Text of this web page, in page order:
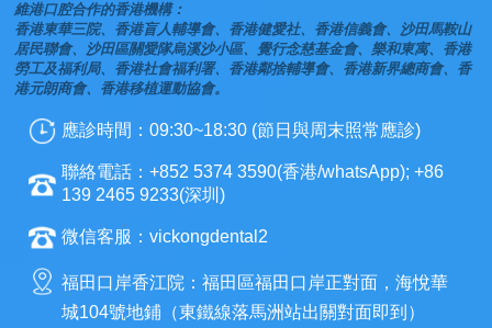
維港口腔合作的香港機構：
香港東華三院、香港盲人輔導會、香港健愛社、香港信義會、沙田馬鞍山
居民聯會、沙田區關愛隊烏溪沙小區、覺行念慈基金會、樂和東寓、香港
勞工及福利局、香港社會福利署、香港鄰捨輔導會、香港新界總商會、香
港元朗商會、香港移植運動協會。
應診時間：09:30~18:30 (節日與周末照常應診)
聯絡電話：+852 5374 3590(香港/whatsApp); +86
139 2465 9233(深圳)
微信客服：vickongdental2
福田口岸香江院：福田區福田口岸正對面，海悅華
城104號地鋪（東鐵線落馬洲站出關對面即到）